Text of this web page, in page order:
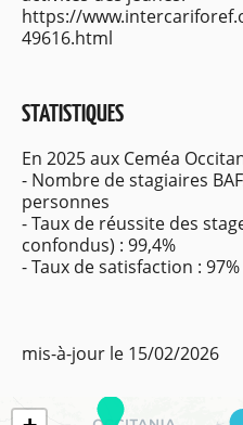
https://
49616.html
STATISTIQUES
En 2025 aux Ceméa
- Nombre de stagiaires
personnes
- Taux de réussite des
confondus) : 99,4%
- Taux de satisfaction : 97%
mis-à-jour le 15/02/2026